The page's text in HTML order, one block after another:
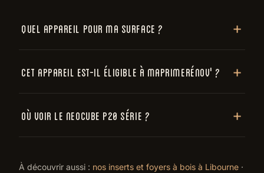
Quel appareil pour ma surface ?
Cet appareil est-il éligible à MaPrimeRénov' ?
Où voir le Neocube P20 Série ?
À découvrir aussi : nos inserts et foyers à bois à Libourne ·